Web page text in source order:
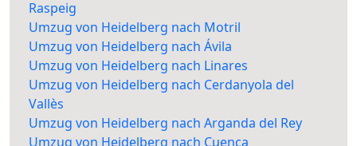
Raspeig
Umzug von Heidelberg nach Motril
Umzug von Heidelberg nach Ávila
Umzug von Heidelberg nach Linares
Umzug von Heidelberg nach Cerdanyola del
Vallès
Umzug von Heidelberg nach Arganda del Rey
Umzug von Heidelberg nach Cuenca